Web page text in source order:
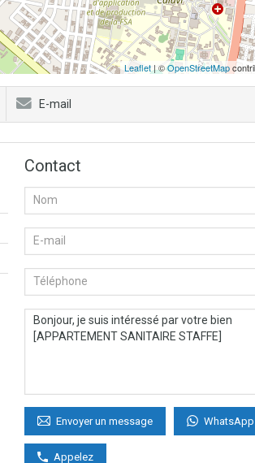
Leaflet| ©OpenStreetMap
E-mail
Contact
Envoyer un message WhatsApp
Appelez